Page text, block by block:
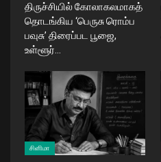
திருச்சியில் கோலாகலமாகத்
தொடங்கிய ‘பெருசு ரொம்ப
பவுசு’ திரைப்பட பூஜை,
உள்ளூர்…
சினிமா